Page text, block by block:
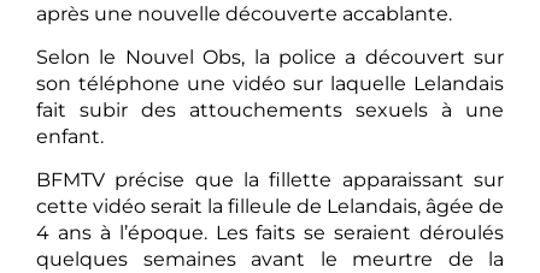
après une nouvelle découverte accablante.
Selon le Nouvel Obs, la police a découvert sur
son téléphone une vidéo sur laquelle Lelandais
fait subir des attouchements sexuels à une
enfant.
BFMTV précise que la fillette apparaissant sur
cette vidéo serait la filleule de Lelandais, âgée de
4 ans à l’époque. Les faits se seraient déroulés
quelques semaines avant le meurtre de la